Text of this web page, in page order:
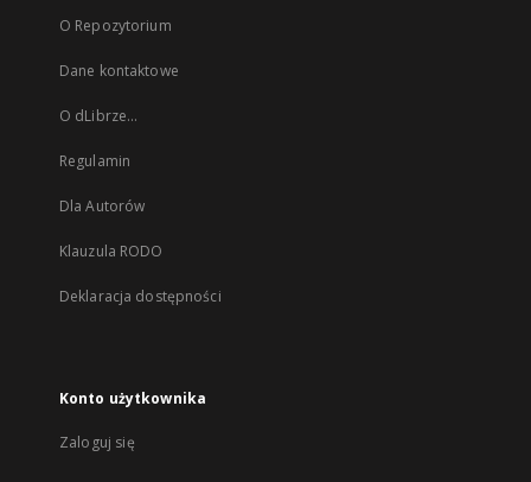
O Repozytorium
Dane kontaktowe
O dLibrze...
Regulamin
Dla Autorów
Klauzula RODO
Deklaracja dostępności
Konto użytkownika
Zaloguj się